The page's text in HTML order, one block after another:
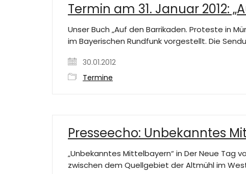
Termin am 31. Januar 2012:
Unser Buch „Auf den Barrikaden. Proteste in
im Bayerischen Rundfunk vorgestellt. Die
30.01.2012
Termine
Presseecho: Unbekanntes
„Unbekanntes Mittelbayern“ in Der Neue Tag
zwischen dem Quellgebiet der Altmühl im